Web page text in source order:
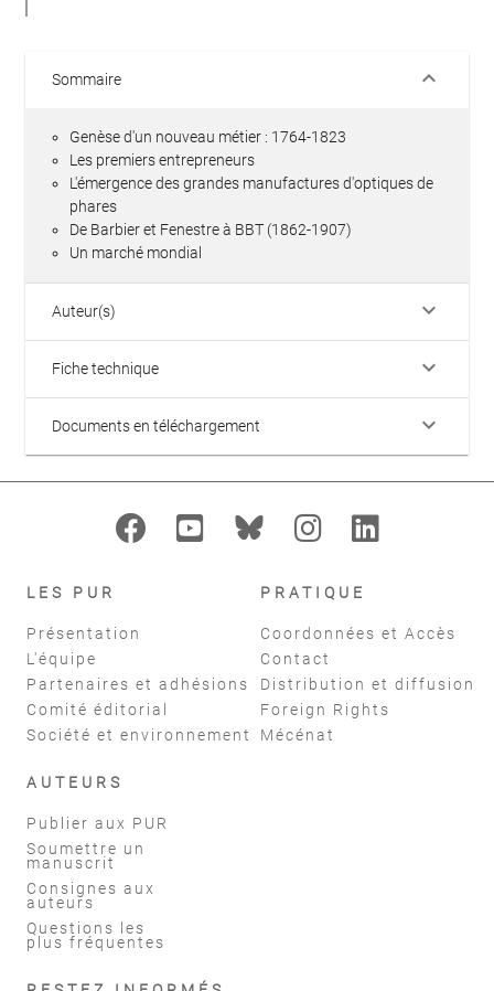
Sommaire keyboard_arrow_down
Genèse d'un nouveau métier : 1764-1823
Les premiers entrepreneurs
L'émergence des grandes manufactures d'optiques de
phares
De Barbier et Fenestre à BBT (1862-1907)
Un marché mondial
Auteur(s) keyboard_arrow_down
Fiche technique keyboard_arrow_down
Documents en téléchargement keyboard_arrow_down
LES PUR
Présentation
L'équipe
Partenaires et adhésions
Comité éditorial
Société et environnement
PRATIQUE
Coordonnées et Accès
Contact
Distribution et diffusion
Foreign Rights
Mécénat
AUTEURS
Publier aux PUR
Soumettre un
manuscrit
Consignes aux
auteurs
Questions les
plus fréquentes